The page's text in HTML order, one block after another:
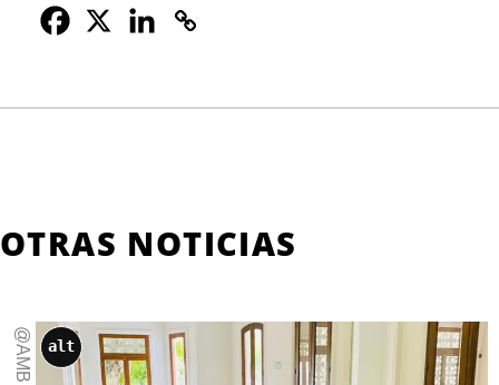
OTRAS NOTICIAS
@AMB alt